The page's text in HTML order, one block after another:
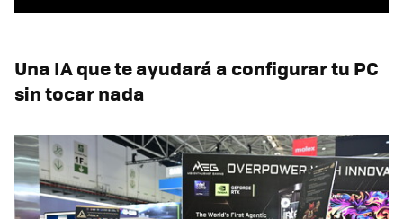
Una IA que te ayudará a configurar tu PC
sin tocar nada